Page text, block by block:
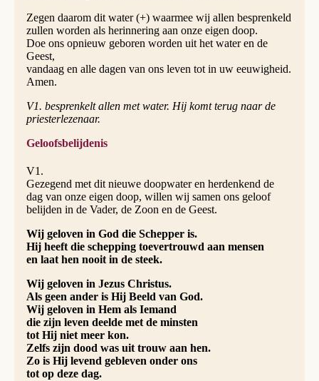
Zegen daarom dit water (+) waarmee wij allen besprenkeld
zullen worden als herinnering aan onze eigen doop.
Doe ons opnieuw geboren worden uit het water en de
Geest,
vandaag en alle dagen van ons leven tot in uw eeuwigheid.
Amen.
V1. besprenkelt allen met water. Hij komt terug naar de
priesterlezenaar.
Geloofsbelijdenis
V1.
Gezegend met dit nieuwe doopwater en herdenkend de
dag van onze eigen doop, willen wij samen ons geloof
belijden in de Vader, de Zoon en de Geest.
Wij geloven in God die Schepper is.
Hij heeft die schepping toevertrouwd aan mensen
en laat hen nooit in de steek.
Wij geloven in Jezus Christus.
Als geen ander is Hij Beeld van God.
Wij geloven in Hem als Iemand
die zijn leven deelde met de minsten
tot Hij niet meer kon.
Zelfs zijn dood was uit trouw aan hen.
Zo is Hij levend gebleven onder ons
tot op deze dag.